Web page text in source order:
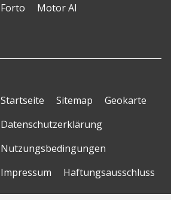
Forto
Motor AI
Startseite Sitemap
Geokarte
Datenschutzerklärung
Nutzungsbedingungen
Impressum
Haftungsausschluss